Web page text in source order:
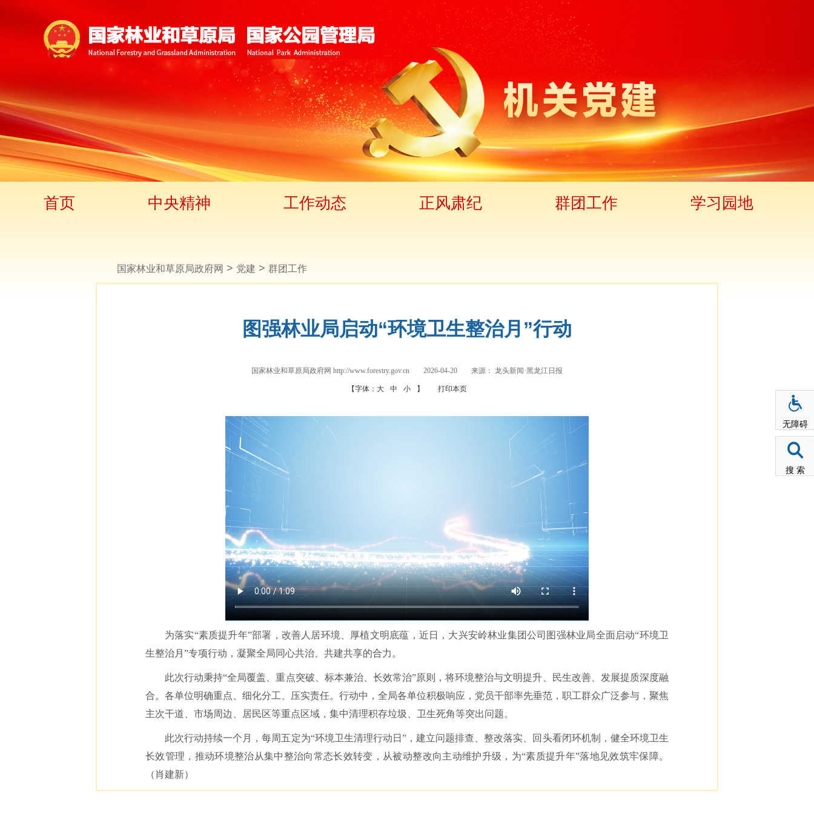
首页 中央精神 工作动态 正风肃纪 群团工作 学习园地
国家林业和草原局政府网 > 党建 > 群团工作
图强林业局启动“环境卫生整治月”行动
国家林业和草原局政府网 http://www.forestry.gov.cn 2026-04-20 来源： 龙头新闻·黑龙江日报
【字体： 大 中 小 】 打印本页
为落实“素质提升年”部署，改善人居环境、厚植文明底蕴，近日，大兴安岭林业集团公司图强林业局全面启动“环境卫
生整治月”专项行动，凝聚全局同心共治、共建共享的合力。
此次行动秉持“全局覆盖、重点突破、标本兼治、长效常治”原则，将环境整治与文明提升、民生改善、发展提质深度融
合。各单位明确重点、细化分工、压实责任。行动中，全局各单位积极响应，党员干部率先垂范，职工群众广泛参与，聚焦
主次干道、市场周边、居民区等重点区域，集中清理积存垃圾、卫生死角等突出问题。
此次行动持续一个月，每周五定为“环境卫生清理行动日”，建立问题排查、整改落实、回头看闭环机制，健全环境卫生
长效管理，推动环境整治从集中整治向常态长效转变，从被动整改向主动维护升级，为“素质提升年”落地见效筑牢保障。
（ 肖建新）
无障碍
搜 索